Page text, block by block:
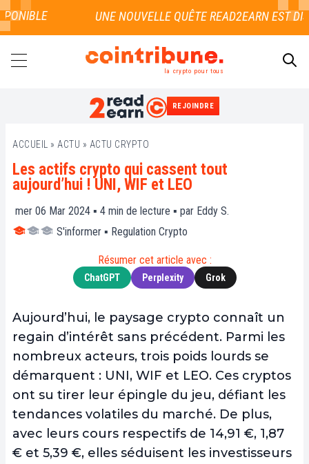
la crypto pour tous
REJOINDRE
ACCUEIL » ACTU » ACTU CRYPTO
Les actifs crypto qui cassent tout
aujourd’hui ! UNI, WIF et LEO
mer 06 Mar 2024 ▪ 4 min de lecture ▪ par Eddy S.
S'informer ▪ Regulation Crypto
Résumer cet article avec :
ChatGPT Perplexity Grok
Aujourd’hui, le paysage crypto connaît un
regain d’intérêt sans précédent. Parmi les
nombreux acteurs, trois poids lourds se
démarquent : UNI, WIF et LEO. Ces cryptos
ont su tirer leur épingle du jeu, défiant les
tendances volatiles du marché. De plus,
avec leurs cours respectifs de 14,91 €, 1,87
€ et 5,39 €, elles séduisent les investisseurs